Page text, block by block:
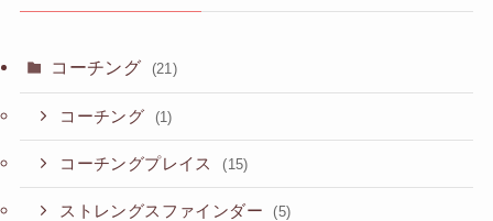
コーチング (21)
コーチング (1)
コーチングプレイス (15)
ストレングスファインダー (5)